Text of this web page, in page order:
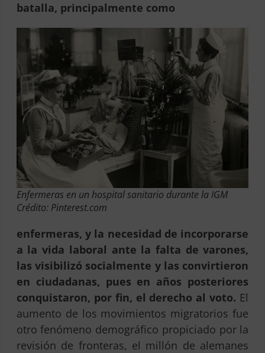
batalla, principalmente como
Enfermeras en un hospital sanitario durante la IGM
Crédito: Pinterest.com
enfermeras, y la necesidad de incorporarse
a la vida laboral ante la falta de varones,
las visibilizó socialmente y las convirtieron
en ciudadanas, pues en años posteriores
conquistaron, por fin, el derecho al voto. El
aumento de los movimientos migratorios fue
otro fenómeno demográfico propiciado por la
revisión de fronteras, el millón de alemanes